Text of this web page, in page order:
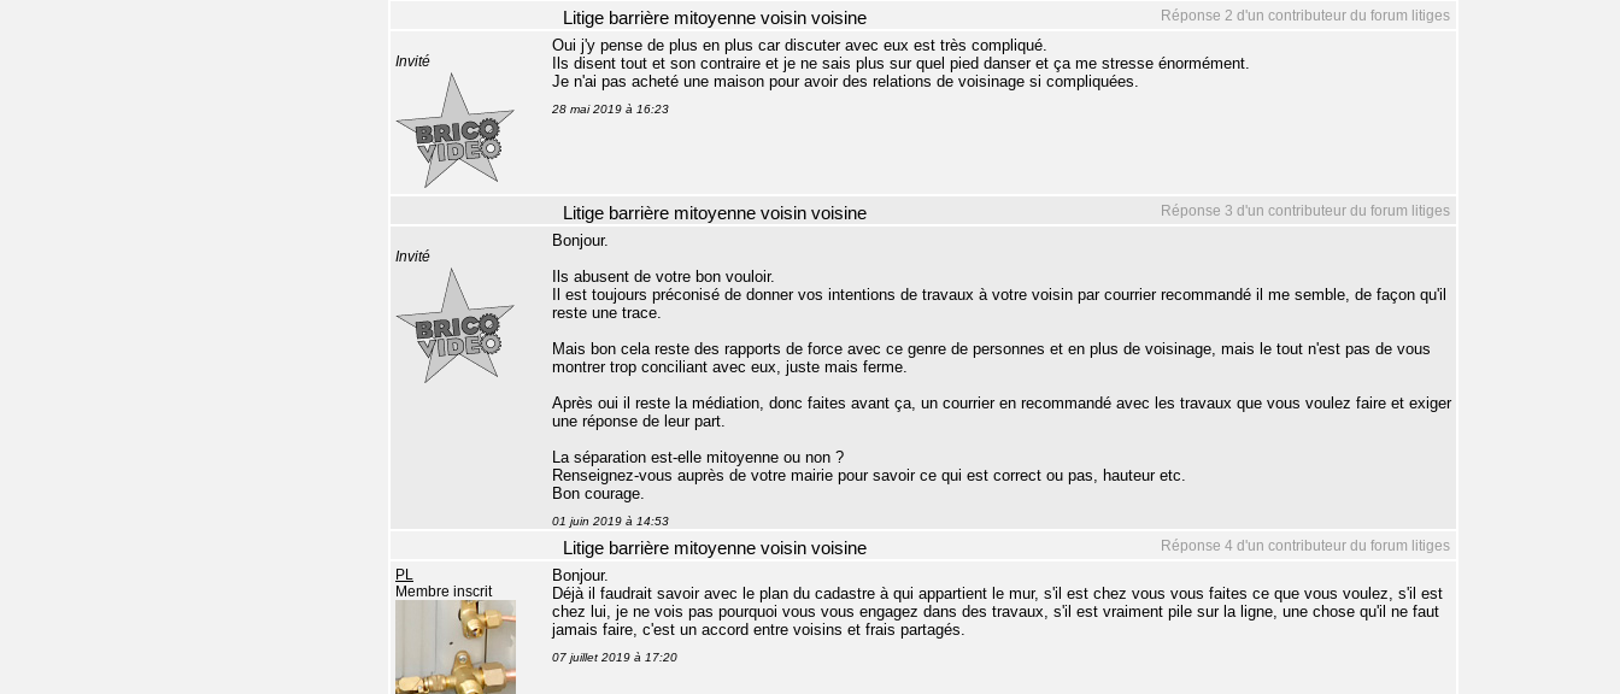
Réponse 2 d'un contributeur du forum litiges
Litige barrière mitoyenne voisin voisine
Invité
Oui j'y pense de plus en plus car discuter avec eux est très compliqué.
Ils disent tout et son contraire et je ne sais plus sur quel pied danser et ça me stresse énormément.
Je n'ai pas acheté une maison pour avoir des relations de voisinage si compliquées.
28 mai 2019 à 16:23
Réponse 3 d'un contributeur du forum litiges
Litige barrière mitoyenne voisin voisine
Invité
Bonjour.
Ils abusent de votre bon vouloir.
Il est toujours préconisé de donner vos intentions de travaux à votre voisin par courrier recommandé il me semble, de façon qu'il
reste une trace.
Mais bon cela reste des rapports de force avec ce genre de personnes et en plus de voisinage, mais le tout n'est pas de vous
montrer trop conciliant avec eux, juste mais ferme.
Après oui il reste la médiation, donc faites avant ça, un courrier en recommandé avec les travaux que vous voulez faire et exiger
une réponse de leur part.
La séparation est-elle mitoyenne ou non ?
Renseignez-vous auprès de votre mairie pour savoir ce qui est correct ou pas, hauteur etc.
Bon courage.
01 juin 2019 à 14:53
Réponse 4 d'un contributeur du forum litiges
Litige barrière mitoyenne voisin voisine
PL
Membre inscrit
Bonjour.
Déjà il faudrait savoir avec le plan du cadastre à qui appartient le mur, s'il est chez vous vous faites ce que vous voulez, s'il est
chez lui, je ne vois pas pourquoi vous vous engagez dans des travaux, s'il est vraiment pile sur la ligne, une chose qu'il ne faut
jamais faire, c'est un accord entre voisins et frais partagés.
07 juillet 2019 à 17:20